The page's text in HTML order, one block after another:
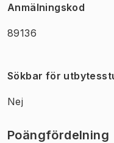
Anmälningskod
89136
Sökbar för
Nej
Poängfördelning